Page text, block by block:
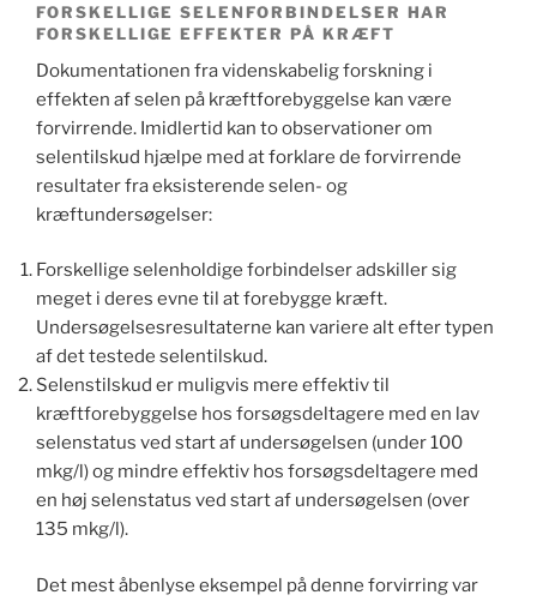
FORSKELLIGE SELENFORBINDELSER HAR
FORSKELLIGE EFFEKTER PÅ KRÆFT
Dokumentationen fra videnskabelig forskning i
effekten af selen på kræftforebyggelse kan være
forvirrende. Imidlertid kan to observationer om
selentilskud hjælpe med at forklare de forvirrende
resultater fra eksisterende selen- og
kræftundersøgelser:
Forskellige selenholdige forbindelser adskiller sig
meget i deres evne til at forebygge kræft.
Undersøgelsesresultaterne kan variere alt efter typen
af det testede selentilskud.
Selenstilskud er muligvis mere effektiv til
kræftforebyggelse hos forsøgsdeltagere med en lav
selenstatus ved start af undersøgelsen (under 100
mkg/l) og mindre effektiv hos forsøgsdeltagere med
en høj selenstatus ved start af undersøgelsen (over
135 mkg/l).
Det mest åbenlyse eksempel på denne forvirring var